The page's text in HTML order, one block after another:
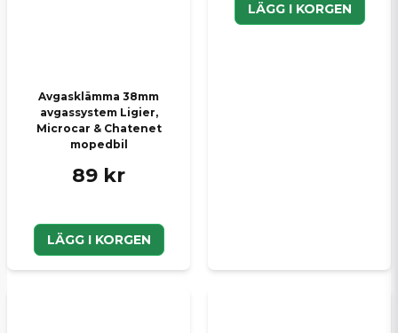
Avgasklämma 38mm
avgassystem Ligier,
Microcar & Chatenet
mopedbil
89 kr
LÄGG I KORGEN
LÄGG I KORGEN